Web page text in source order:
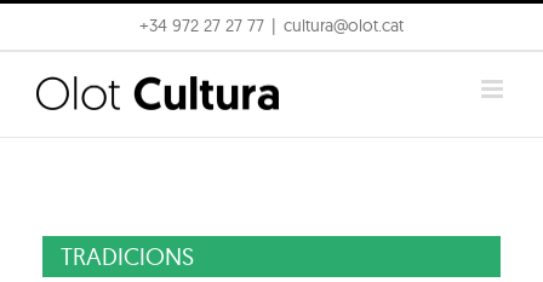
to
content
+34 972 27 27 77 cultura@olot.cat
TRADICIONS